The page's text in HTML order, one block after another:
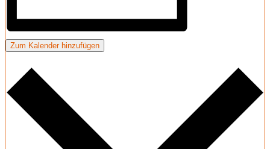
Zum Kalender hinzufügen